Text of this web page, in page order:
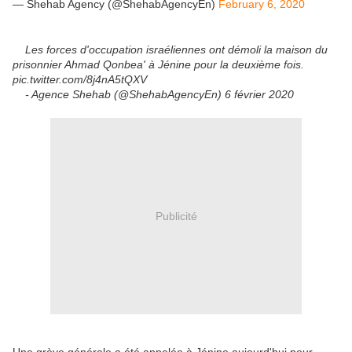
— Shehab Agency (@ShehabAgencyEn) February 6, 2020
Les forces d'occupation israéliennes ont démoli la maison du
prisonnier Ahmad Qonbea' à Jénine pour la deuxième fois.
pic.twitter.com/8j4nA5tQXV
- Agence Shehab (@ShehabAgencyEn) 6 février 2020
Publicité